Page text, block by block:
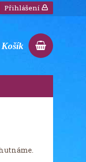
Přihlášení
Košík